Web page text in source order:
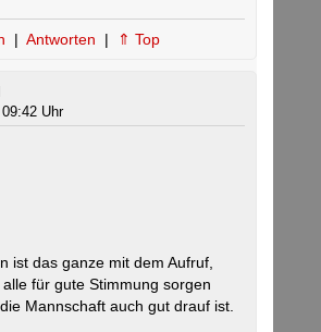
| Antworten | ⇑ Top
Uhr
ist das ganze mit dem Aufruf,
für gute Stimmung sorgen
Mannschaft auch gut drauf ist.